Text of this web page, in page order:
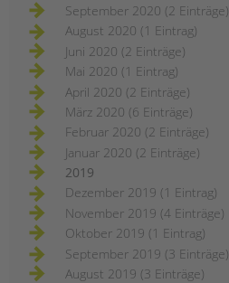
September 2020 (2 Einträge)
August 2020 (1 Eintrag)
Juni 2020 (2 Einträge)
Mai 2020 (1 Eintrag)
April 2020 (2 Einträge)
März 2020 (6 Einträge)
Februar 2020 (2 Einträge)
Januar 2020 (2 Einträge)
2019
Dezember 2019 (1 Eintrag)
November 2019 (4 Einträge)
Oktober 2019 (1 Eintrag)
September 2019 (3 Einträge)
August 2019 (3 Einträge)